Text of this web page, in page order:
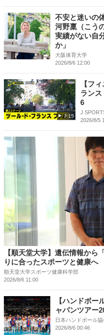
不安と迷いの
河野稟（こう
実績がない自
か」
大阪体育大学
2026/8/6 12:00
3:15
【フ
ラン
6
J
2026/8/5
【順天堂大学】遺伝情報から
りに合ったスポーツと健康へ
順天堂大学スポーツ健康科学部
2026/8/6 11:00
【ハンドボー
ャパンツアー
日本ハンドボール協
2026/8/6 00:46